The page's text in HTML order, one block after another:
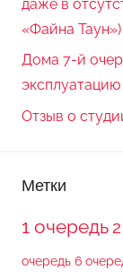
даже в
«Файна Таун»)
Дома 7-й
эксплуатацию
Отзыв о
Метки
1 очередь
очередь 6